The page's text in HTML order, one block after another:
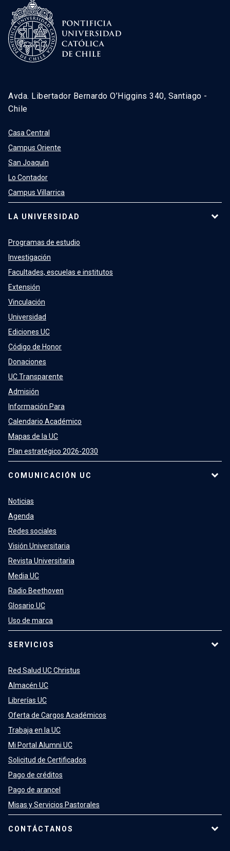
Avda. Libertador Bernardo O’Higgins 340, Santiago -
Chile
Casa Central
Campus Oriente
San Joaquín
Lo Contador
Campus Villarrica
LA UNIVERSIDAD
Programas de estudio
Investigación
Facultades, escuelas e institutos
Extensión
Vinculación
Universidad
Ediciones UC
Código de Honor
Donaciones
UC Transparente
Admisión
Información Para
Calendario Académico
Mapas de la UC
Plan estratégico 2026-2030
COMUNICACIÓN UC
Noticias
Agenda
Redes sociales
Visión Universitaria
Revista Universitaria
Media UC
Radio Beethoven
Glosario UC
Uso de marca
SERVICIOS
Red Salud UC Christus
Almacén UC
Librerías UC
Oferta de Cargos Académicos
Trabaja en la UC
Mi Portal Alumni UC
Solicitud de Certificados
Pago de créditos
Pago de arancel
Misas y Servicios Pastorales
CONTÁCTANOS